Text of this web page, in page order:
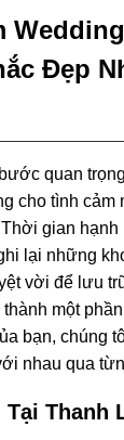
Đẹp
quan
cho tình cảm
gian hạnh
lại những
vời để lưu
một
bạn, chúng
nhau qua
Thanh